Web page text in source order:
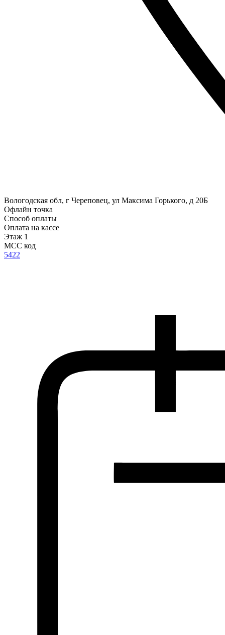
Вологодская обл, г Череповец, ул Максима Горького, д 20Б
Офлайн точка
Способ оплаты
Оплата на кассе
Этаж 1
MCC код
5422